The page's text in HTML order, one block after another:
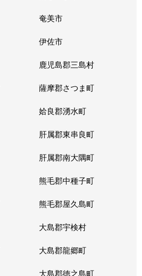
奄美市
伊佐市
鹿児島郡三島村
薩摩郡さつま町
姶良郡湧水町
肝属郡東串良町
肝属郡南大隅町
熊毛郡中種子町
熊毛郡屋久島町
大島郡宇検村
大島郡龍郷町
大島郡徳之島町